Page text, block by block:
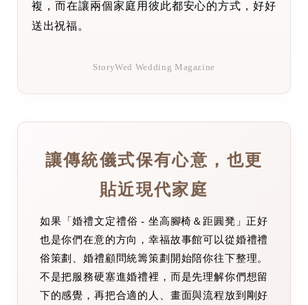
複，而在讓兩個家庭用彼此都安心的方式，好好
送出祝福。
StoryWed Wedding Magazine
讓傳統儀式保有心意，也更
貼近現代家庭
如果「婚禮文定禮俗 - 坐高腳椅＆距圓凳」正好
也是你們在意的方向，幸福故事館可以從婚禮禮
俗策劃、婚禮顧問統籌策劃開始陪你往下整理。
不是把服務硬塞進婚禮裡，而是先理解你們想留
下的感覺，再把合適的人、畫面與流程放到剛好